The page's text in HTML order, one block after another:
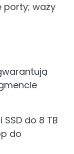
porty; waży
do 8 TB
do